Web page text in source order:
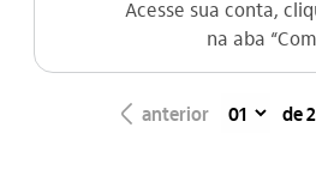
Acesse sua conta,
na aba
seta_esquerda anterior de 2